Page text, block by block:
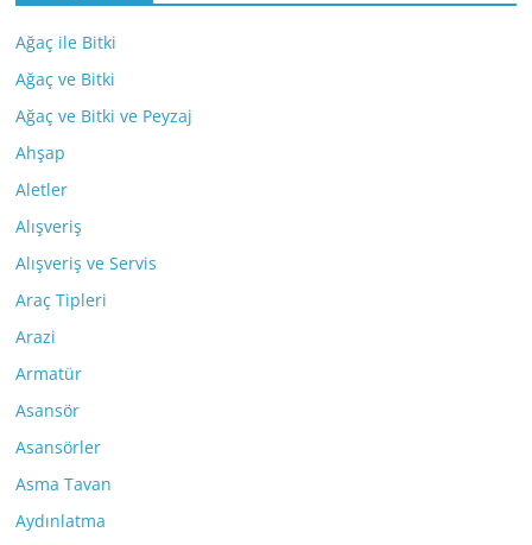
Ağaç ile Bitki
Ağaç ve Bitki
Ağaç ve Bitki ve Peyzaj
Ahşap
Aletler
Alışveriş
Alışveriş ve Servis
Araç Tipleri
Arazi
Armatür
Asansör
Asansörler
Asma Tavan
Aydınlatma